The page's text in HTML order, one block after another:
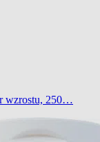
wzrostu, 250…